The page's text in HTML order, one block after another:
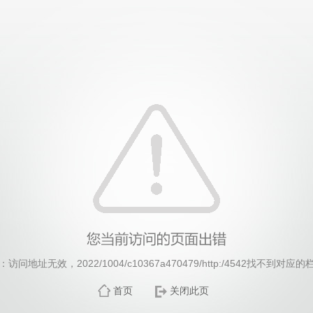
访问地址无效，2022/1004/c10367a470479/http:/4542找不到对应的
首页 关闭此页